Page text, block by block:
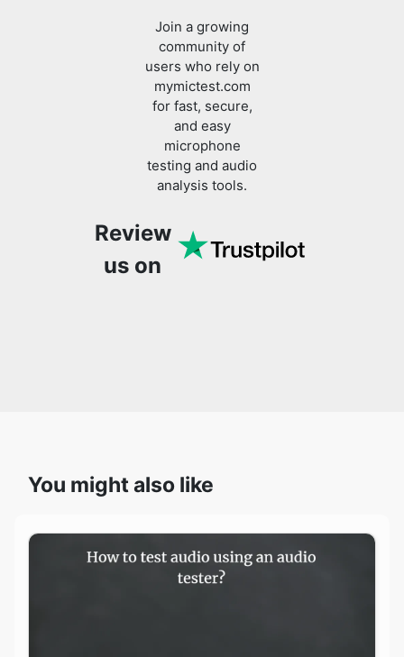
Join a growing
community of
users who rely on
mymictest.com
for fast, secure,
and easy
microphone
testing and audio
analysis tools.
Review
us on
You might also like